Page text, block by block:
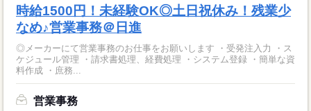
時給1500円！未経験OK◎土日祝休み！残業少
なめ♪営業事務＠日進
◎メーカーにて営業事務のお仕事をお願いします ・受発注入力 ・ス
ケジュール管理 ・請求書処理、経費処理 ・システム登録 ・簡単な資
料作成 ・庶務...
営業事務